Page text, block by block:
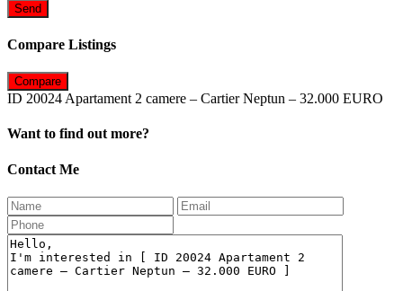
Send
Compare Listings
Compare
ID 20024 Apartament 2 camere – Cartier Neptun – 32.000 EURO
Want to find out more?
Contact Me